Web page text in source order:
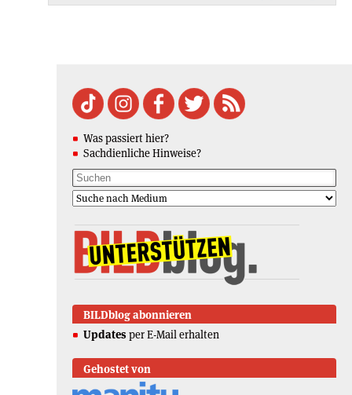
Was passiert hier?
Sachdienliche Hinweise?
BILDblog abonnieren
Updates per E-Mail erhalten
Gehostet von